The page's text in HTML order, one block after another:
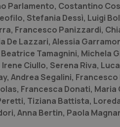
Parlamento, Costantino
Stefania Dessì, Luigi
Francesco Panizzardi,
De Lazzari, Alessia
Tamagnini, Michela
Ciullo, Serena Riva,
Andrea Segalini,
Francesca Donati,
Tiziana Battista,
Anna Bertin, Paola
__Secure-YNID
__Secure-
ROLLOUT_TOKEN